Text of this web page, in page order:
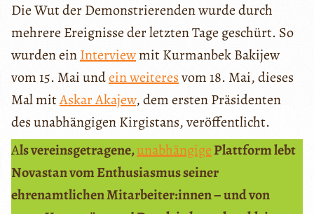
Die Wut der Demonstrierenden wurde durch
mehrere Ereignisse der letzten Tage geschürt. So
wurden einInterviewmit Kurmanbek Bakijew
vom 15. Mai undein weiteresvom 18. Mai, dieses
Mal mitAskar Akajew, dem ersten Präsidenten
des unabhängigen Kirgistans, veröffentlicht.
Als vereinsgetragene,unabhängigePlattform lebt
Novastan vom Enthusiasmus seiner
ehrenamtlichen Mitarbeiter:innen – und von